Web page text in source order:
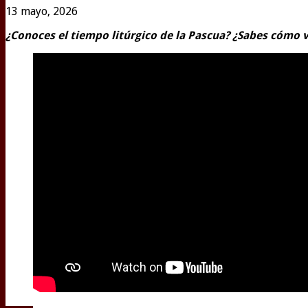
13 mayo, 2026
¿Conoces el tiempo litúrgico de la Pascua? ¿Sabes cómo